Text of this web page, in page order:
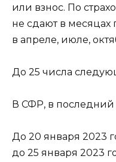
или взнос. По
не сдают в месяцах
в апреле, июле,
До 25 числа
В СФР, в последний
До 20 января 2023
до 25 января 2023